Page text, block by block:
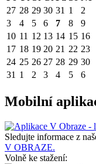
27 28 29 30 31 1
2
3
4 5 6 7 8
9
10 11 12 13 14 15 16
17 18 19 20 21 22 23
24 25 26 27 28 29 30
31 1 2 3 4 5 6
Mobilní
Sledujte informace z
V OBRAZE.
Volně ke stažení: